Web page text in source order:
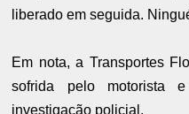
liberado em seguida.
Em nota, a Transportes
sofrida pelo motorista
investigação policial.